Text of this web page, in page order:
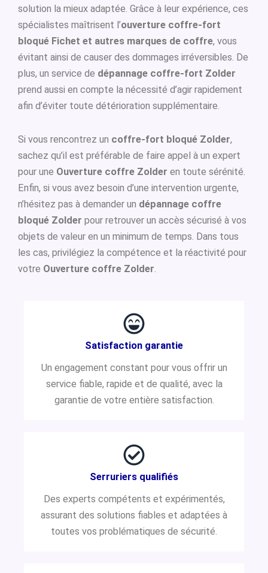
solution la mieux adaptée. Grâce à leur expérience, ces
spécialistes maîtrisent l’ouverture coffre-fort
bloqué Fichet et autres marques de coffre, vous
évitant ainsi de causer des dommages irréversibles. De
plus, un service de dépannage coffre-fort Zolder
prend aussi en compte la nécessité d’agir rapidement
afin d’éviter toute détérioration supplémentaire.
Si vous rencontrez un coffre-fort bloqué Zolder,
sachez qu’il est préférable de faire appel à un expert
pour une Ouverture coffre Zolder en toute sérénité.
Enfin, si vous avez besoin d’une intervention urgente,
n’hésitez pas à demander un dépannage coffre
bloqué Zolder pour retrouver un accès sécurisé à vos
objets de valeur en un minimum de temps. Dans tous
les cas, privilégiez la compétence et la réactivité pour
votre Ouverture coffre Zolder.
Satisfaction garantie
Un engagement constant pour vous offrir un
service fiable, rapide et de qualité, avec la
garantie de votre entière satisfaction.
Serruriers qualifiés
Des experts compétents et expérimentés,
assurant des solutions fiables et adaptées à
toutes vos problématiques de sécurité.